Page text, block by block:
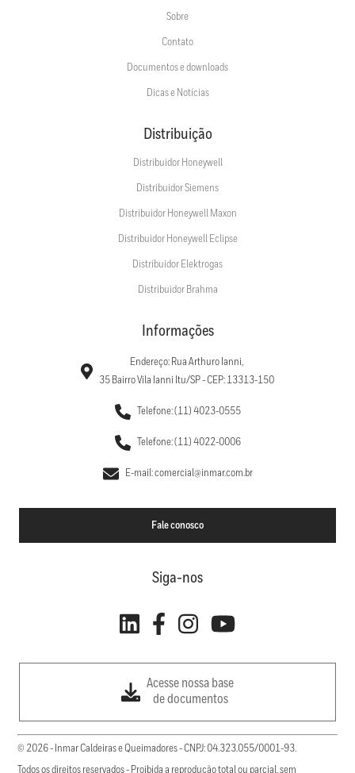
Sobre
Contato
Documentos e downloads
Dicas e Notícias
Distribuição
Distribuidor Honeywell
Distribuidor Siemens
Distribuidor Honeywell Maxon
Distribuidor Honeywell Eclipse
Distribuidor Elektrogas
Distribuidor Brahma
Informações
Endereço: Rua Arthuro Ianni,
35 Bairro Vila Ianni Itu/SP - CEP: 13313-150
Telefone: (11) 4023-0555
Telefone: (11) 4022-0006
E-mail: comercial@inmar.com.br
Fale conosco
Siga-nos
Acesse nossa base
de documentos
© 2026 - Inmar Caldeiras e Queimadores - CNPJ: 04.323.055/0001-93.
Todos os direitos reservados - Proibida a reprodução total ou parcial, sem